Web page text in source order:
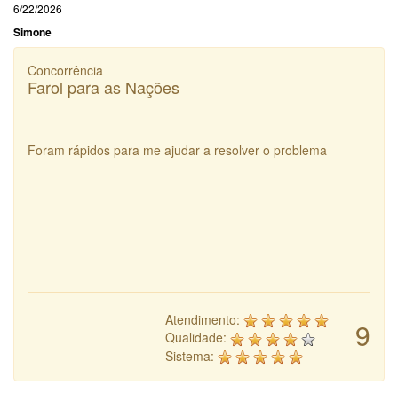
6/22/2026
Simone
Concorrência
Farol para as Nações
Foram rápidos para me ajudar a resolver o problema
9
Atendimento:
Qualidade:
Sistema: